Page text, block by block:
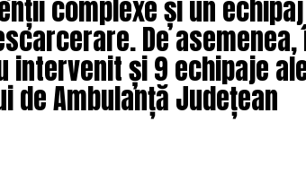
complexe și un echipaj
De asemenea,
intervenit și 9 echipaje
de Ambulanță Județean